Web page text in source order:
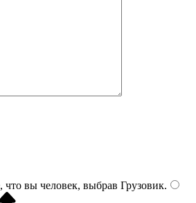
вы человек, выбрав Грузовик.